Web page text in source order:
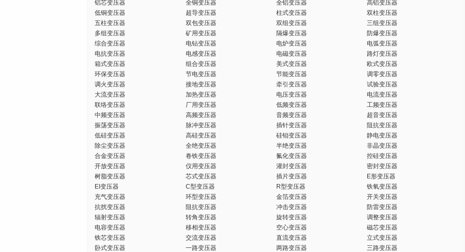
铝芯变压器
全铜变压器 全铝变压器
高铝变压器
低铜变压器
超导变压器 柱式变压器
双柱变压器
五柱变压器
双包变压器 双组变压器
三组变压器
多组变压器
矿用变压器 隔爆变压器
防爆变压器
综合变压器
电钻变压器 电炉变压器
电弧变压器
电抗变压器
电感变压器 电磁变压器
路灯变压器
箱式变压器
组合变压器 美式变压器
欧式变压器
环保变压器
节电变压器 节能变压器
调零变压器
调火变压器
接地变压器 牵引变压器
试验变压器
大流变压器
加热变压器 电压变压器
电流变压器
联络变压器
厂用变压器 低频变压器
工频变压器
中频变压器
高频变压器 音频变压器
超音变压器
振荡变压器
脉冲变压器 插针变压器
阻抗变压器
低硅变压器
高硅变压器 硅钼变压器
静电变压器
除尘变压器
全绝变压器 半绝变压器
非晶变压器
合金变压器
卷铁变压器 氟化变压器
控硅变压器
开放变压器
仪用变压器 灌封变压器
密封变压器
树脂变压器
芯式变压器 插片变压器
E形变压器
EI变压器
C型变压器 R型变压器
铁氧变压器
充气变压器
环型变压器 金箔变压器
开关变压器
抗扰变压器
阻抗变压器 冲击变压器
防雷变压器
辐射变压器
转角变压器 旋转变压器
调整变压器
电容变压器
移相变压器 空心变压器
磁芯变压器
铁芯变压器
交流变压器 直流变压器
立式变压器
卧式变压器
一路变压器 两路变压器
三路变压器